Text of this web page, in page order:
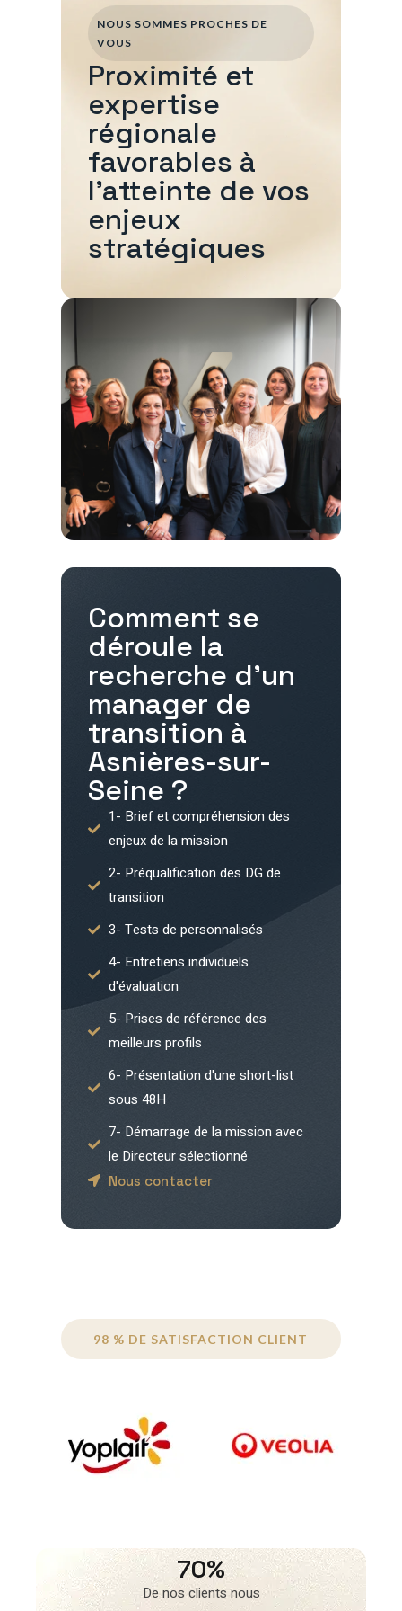
Comment se
déroule la
recherche d'un
manager de
transition à
Asnières-sur-
Seine ?
1- Brief et compréhension des
enjeux de la mission
2- Préqualification des DG de
transition
3- Tests de personnalisés
4- Entretiens individuels
d'évaluation
5- Prises de référence des
meilleurs profils
6- Présentation d'une short-list
sous 48H
7- Démarrage de la mission avec
le Directeur sélectionné
Nous contacter
NOUS SOMMES PROCHES DE
VOUS
Proximité et
expertise
régionale
favorables à
l'atteinte de vos
enjeux
stratégiques
98 % DE SATISFACTION CLIENT
70%
De nos clients nous